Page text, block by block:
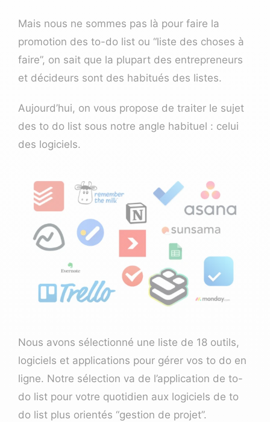
Mais nous ne sommes pas là pour faire la
promotion des to-do list ou “liste des choses à
faire”, on sait que la plupart des entrepreneurs
et décideurs sont des habitués des listes.
Aujourd’hui, on vous propose de traiter le sujet
des to do list sous notre angle habituel : celui
des logiciels.
Nous avons sélectionné une liste de 18 outils,
logiciels et applications pour gérer vos to do en
ligne. Notre sélection va de l’application de to-
do list pour votre quotidien aux logiciels de to
do list plus orientés “gestion de projet”.